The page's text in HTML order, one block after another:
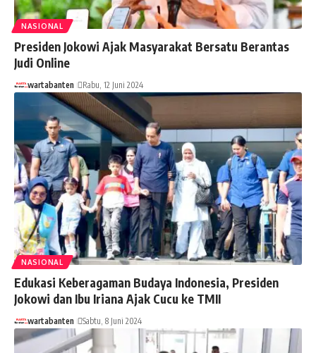
NASIONAL
Presiden Jokowi Ajak Masyarakat Bersatu Berantas
Judi Online
wartabanten Rabu, 12 Juni 2024
NASIONAL
Edukasi Keberagaman Budaya Indonesia, Presiden
Jokowi dan Ibu Iriana Ajak Cucu ke TMII
wartabanten Sabtu, 8 Juni 2024